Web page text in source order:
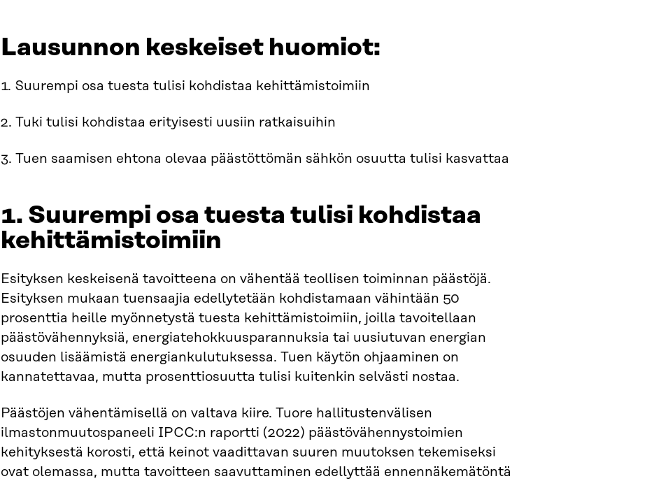
Lausunnon keskeiset huomiot:
1. Suurempi osa tuesta tulisi kohdistaa kehittämistoimiin
2. Tuki tulisi kohdistaa erityisesti uusiin ratkaisuihin
3. Tuen saamisen ehtona olevaa päästöttömän sähkön osuutta tulisi kasvattaa
1. Suurempi osa tuesta tulisi kohdistaa
kehittämistoimiin
Esityksen keskeisenä tavoitteena on vähentää teollisen toiminnan päästöjä.
Esityksen mukaan tuensaajia edellytetään kohdistamaan vähintään 50
prosenttia heille myönnetystä tuesta kehittämistoimiin, joilla tavoitellaan
päästövähennyksiä, energiatehokkuusparannuksia tai uusiutuvan energian
osuuden lisäämistä energiankulutuksessa. Tuen käytön ohjaaminen on
kannatettavaa, mutta prosenttiosuutta tulisi kuitenkin selvästi nostaa.
Päästöjen vähentämisellä on valtava kiire. Tuore hallitustenvälisen
ilmastonmuutospaneeli IPCC:n raportti (2022) päästövähennystoimien
kehityksestä korosti, että keinot vaadittavan suuren muutoksen tekemiseksi
ovat olemassa, mutta tavoitteen saavuttaminen edellyttää ennennäkemätöntä